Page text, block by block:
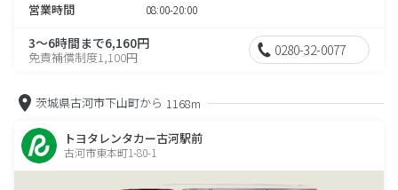
営業時間 08:00-20:00
3～6時間まで6,160円
免責補償制度1,100円 0280-32-0077
茨城県古河市下山町から 1168m
トヨタレンタカー古河駅前
古河市東本町1-80-1